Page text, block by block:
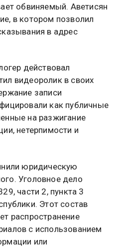
обвиняемый. Аветисян
в котором позволил
в адрес
действовал
видеоролик в своих
записи
как публичные
на разжигание
нетерпимости и
юридическую
Уголовное дело
части 2, пункта 3
Этот состав
распространение
с использованием
или